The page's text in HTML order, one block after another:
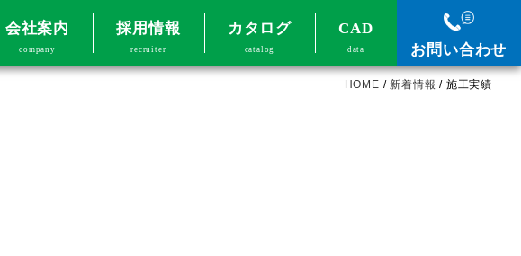
会社案内
company
採用情報
recruiter
カタログ
catalog
CAD
data お問い合わせ
HOME /新着情報 / 施工実績